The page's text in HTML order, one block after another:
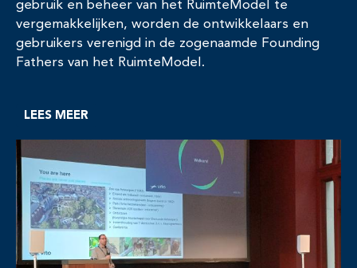
gebruik en beheer van het RuimteModel te
vergemakkelijken, worden de ontwikkelaars en
gebruikers verenigd in de zogenaamde Founding
Fathers van het RuimteModel.
LEES MEER